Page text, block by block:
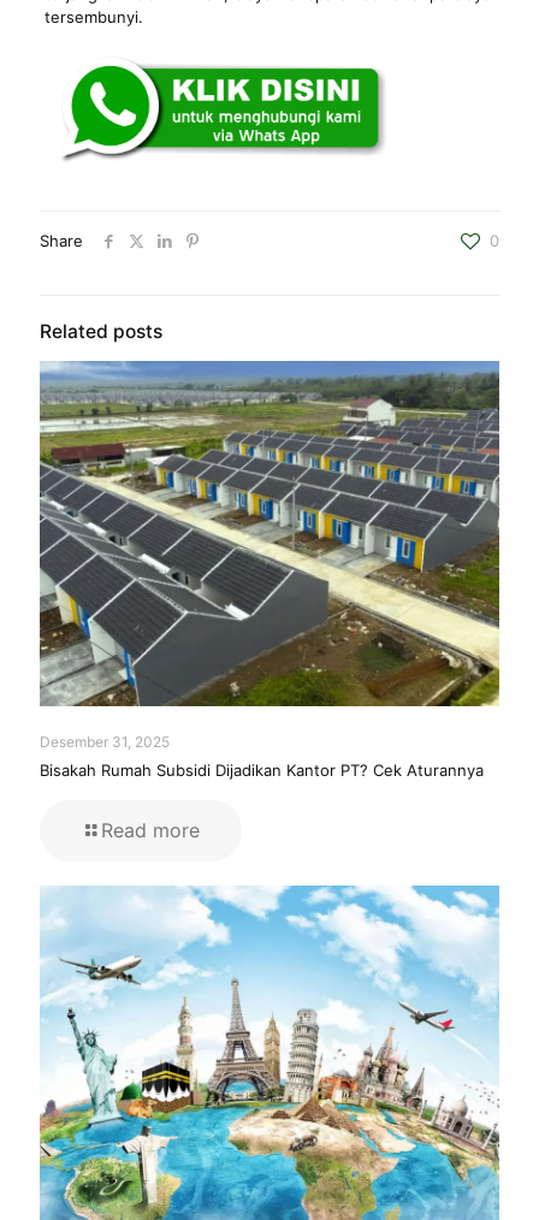
tersembunyi.
Share 0
Related posts
Desember 31, 2025
Bisakah Rumah Subsidi Dijadikan Kantor PT? Cek Aturannya
Read more